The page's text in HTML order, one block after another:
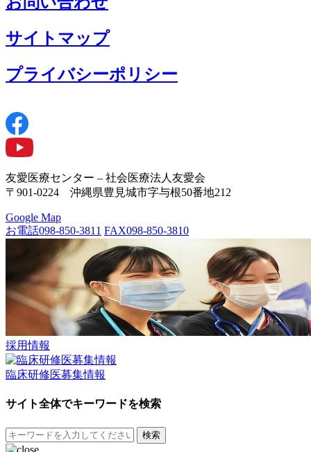
サイトマップ
プライバシーポリシー
友愛医療センター – 社会医療法人友愛会
〒901-0224 沖縄県豊見城市字与根50番地212
Google Map
お電話098-850-3811 FAX098-850-3810
採用情報
臨床研修医募集情報
サイト全体でキーワードを検索
検索